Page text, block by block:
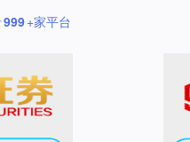
999+家平台